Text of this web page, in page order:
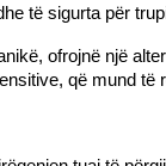
të sigurta për
ofrojnë një
që mund të